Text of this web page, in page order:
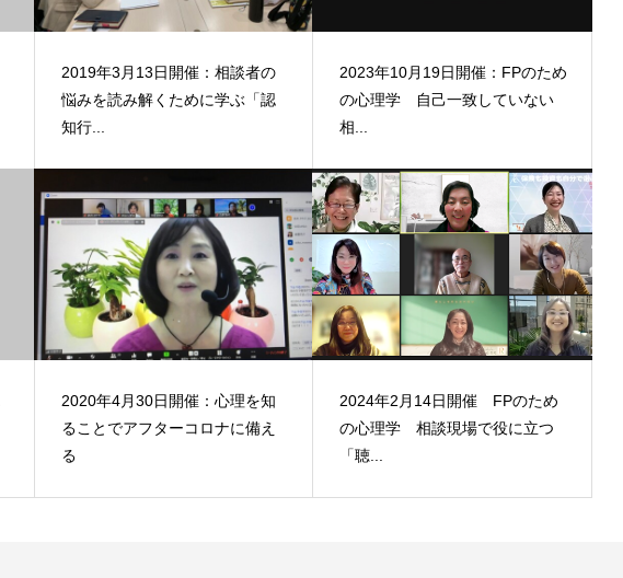
2019年3月13日開催：相談者の
悩みを読み解くために学ぶ「認
知行...
2023年10月19日開催：FPのため
の心理学 自己一致していない
相...
2020年4月30日開催：心理を知
ることでアフターコロナに備え
る
2024年2月14日開催 FPのため
の心理学 相談現場で役に立つ
「聴...